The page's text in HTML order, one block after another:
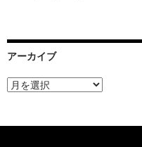
アーカイブ
ア
ー